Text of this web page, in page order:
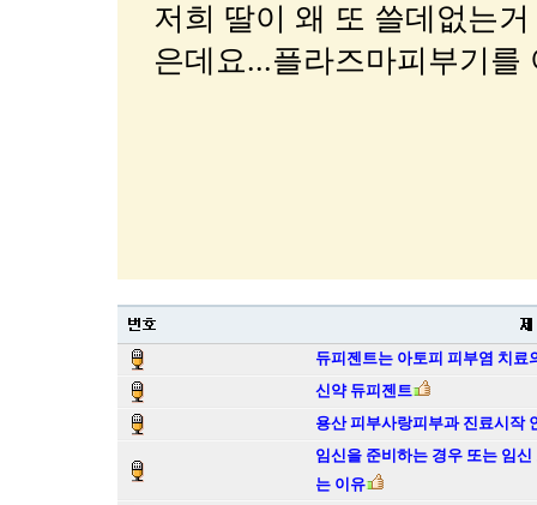
저희 딸이 왜 또 쓸데없는
은데요...플라즈마피부기를
듀피젠트는 아토피 피부염 치료
신약 듀피젠트
용산 피부사랑피부과 진료시작
임신을 준비하는 경우 또는 임
는 이유